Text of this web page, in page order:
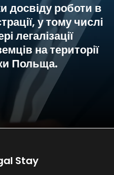
досвіду роботи в
у тому числі
легалізації
на території
Польща.
Stay